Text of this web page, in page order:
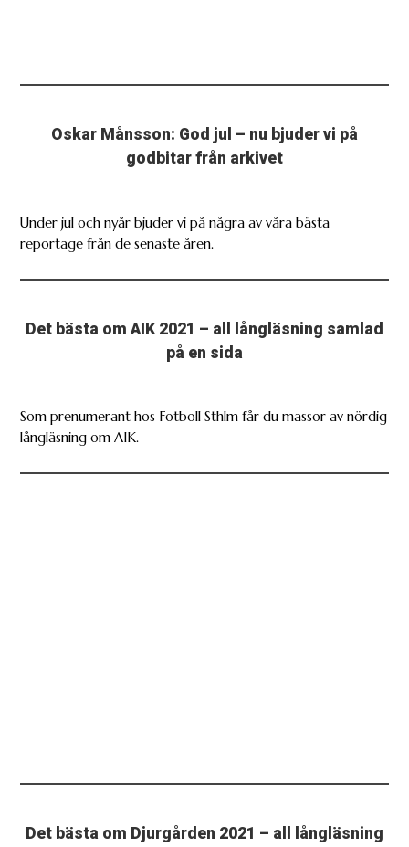
Oskar Månsson: God jul – nu bjuder vi på
godbitar från arkivet
Under jul och nyår bjuder vi på några av våra bästa
reportage från de senaste åren.
Det bästa om AIK 2021 – all långläsning samlad
på en sida
Som prenumerant hos Fotboll Sthlm får du massor av nördig
långläsning om AIK.
Det bästa om Djurgården 2021 – all långläsning